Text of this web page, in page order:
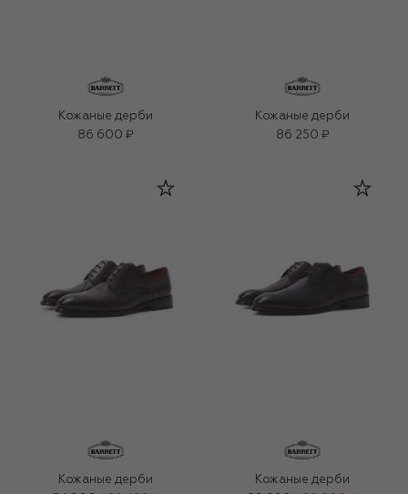
Кожаные дерби
86 600 ₽
Кожаные дерби
86 250 ₽
Кожаные дерби
Кожаные дерби